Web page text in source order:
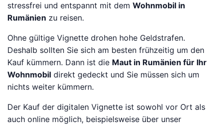
stressfrei und entspannt mit dem Wohnmobil in
Rumänien zu reisen.
Ohne gültige Vignette drohen hohe Geldstrafen.
Deshalb sollten Sie sich am besten frühzeitig um den
Kauf kümmern. Dann ist die Maut in Rumänien für Ihr
Wohnmobil direkt gedeckt und Sie müssen sich um
nichts weiter kümmern.
Der Kauf der digitalen Vignette ist sowohl vor Ort als
auch online möglich, beispielsweise über unser